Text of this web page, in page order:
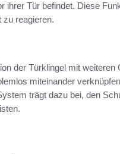
ihrer Tür befindet. Diese
zu reagieren.
der Türklingel mit weiteren
miteinander
trägt dazu bei, den